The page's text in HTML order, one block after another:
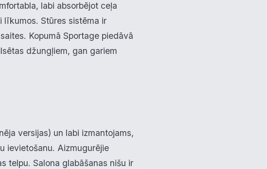
labi absorbējot ceļa
līkumos. Stūres sistēma ir
Kopumā Sportage piedāvā
džungļiem, gan gariem
versijas) un labi izmantojams,
ievietošanu. Aizmugurējie
telpu. Salona glabāšanas nišu ir
un veikt
detalizētu